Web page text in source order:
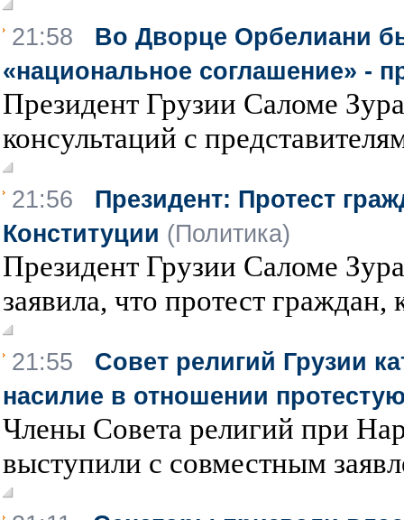
21:58 Во Дворце Орбелиани
«национальное соглашение» -
Президент Грузии Саломе
консультаций с
21:56 Президент: Протест
Конституции (Политика)
Президент Грузии Саломе
заявила, что протест граждан,
21:55 Совет религий Грузии
насилие в отношении
Члены Совета религий при
выступили с совместным